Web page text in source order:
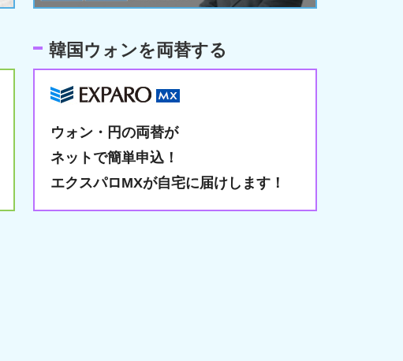
韓国ウォンを両替する
ウォン・円の両替が
ネットで簡単申込！
エクスパロMXが自宅に届けします！